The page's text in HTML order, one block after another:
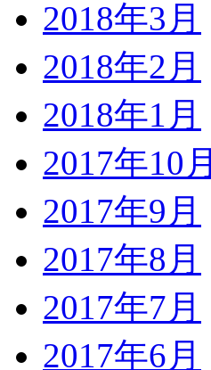
2018年3月
2018年2月
2018年1月
2017年10月
2017年9月
2017年8月
2017年7月
2017年6月